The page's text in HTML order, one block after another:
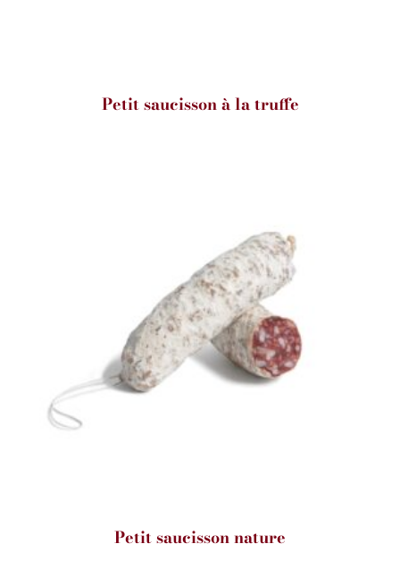
Petit saucisson à la truffe
Petit saucisson nature